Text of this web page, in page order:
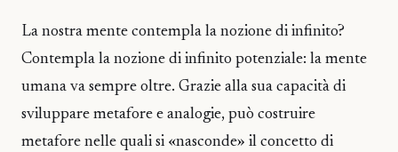
La nostra mente contempla la nozione di infinito?
Contempla la nozione di infinito potenziale: la mente
umana va sempre oltre. Grazie alla sua capacità di
sviluppare metafore e analogie, può costruire
metafore nelle quali si «nasconde» il concetto di